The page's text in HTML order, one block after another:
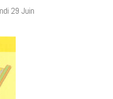
29 Juin